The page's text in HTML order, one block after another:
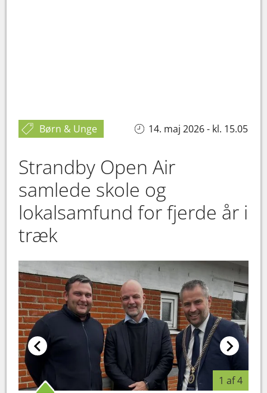
Børn & Unge 14. maj 2026 - kl. 15.05
Strandby Open Air
samlede skole og
lokalsamfund for fjerde år i
træk
1 af 4